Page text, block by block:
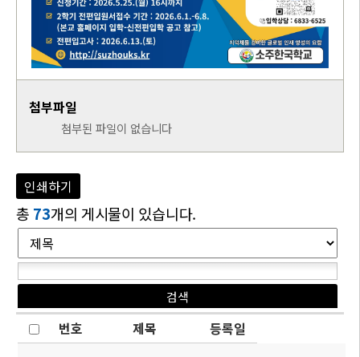
첨부파일
첨부된 파일이 없습니다
인쇄하기
총 73개의 게시물이 있습니다.
번호 제목 등록일